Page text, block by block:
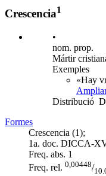
Crescencia1
•
nom. prop.
Mártir
Exemples
«Hay
Distribució
Formes
Crescencia (1);
1a. doc. DICCA-
Freq. abs. 1
Freq. rel. 0,00448/